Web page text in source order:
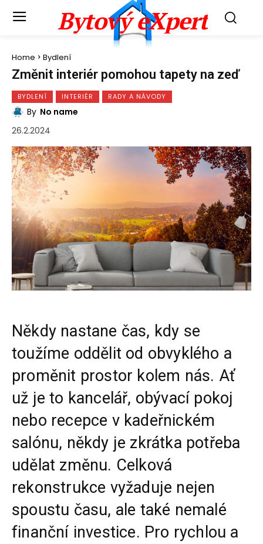
Bytový eXpert
Home Bydlení
Změnit interiér pomohou tapety na zeď
BYDLENÍ INTERIÉR RADY A NÁVODY
By No name
26.2.2024
Někdy nastane čas, kdy se
toužíme oddělit od obvyklého a
proměnit prostor kolem nás. Ať
už je to kancelář, obývací pokoj
nebo recepce v kadeřnickém
salónu, někdy je zkrátka potřeba
udělat změnu. Celková
rekonstrukce vyžaduje nejen
spoustu času, ale také nemalé
finanční investice. Pro rychlou a